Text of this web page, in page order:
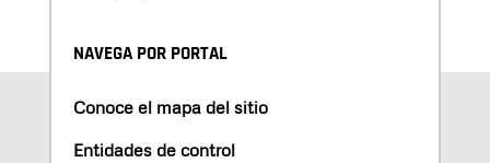
NAVEGA POR PORTAL
Conoce el mapa del sitio
Entidades de control